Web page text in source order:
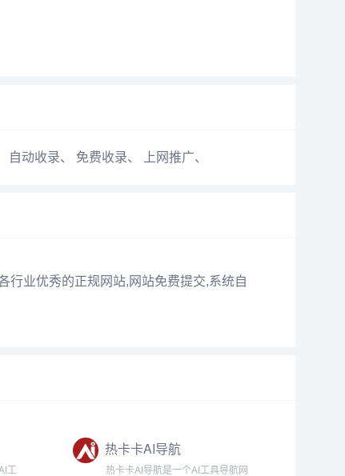
自动收录、 免费收录、 上网推广、
行业优秀的正规网站,网站免费提交,系统自
工
热卡卡AI导航
热卡卡AI导航是一个AI工具导航网